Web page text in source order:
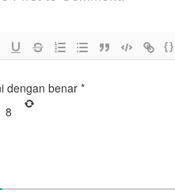
{}
dengan benar*
8